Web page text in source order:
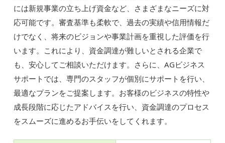
には新規事業の立ち上げ資金など、さまざまなニーズに対
応可能です。審査基準も柔軟で、過去の実績や信用情報だ
けでなく、将来のビジョンや事業計画を重視した評価を行
います。これにより、資金調達が難しいとされる企業で
も、安心してご相談いただけます。さらに、AGビジネス
サポートでは、専門のスタッフが個別にサポートを行い、
最適なプランをご提案します。お客様のビジネスの特性や
成長段階に応じたアドバイスを行い、資金調達のプロセス
をスムーズに進めるお手伝いをしてくれます。